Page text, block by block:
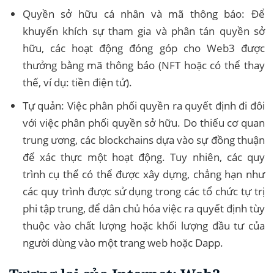
Quyền sở hữu cá nhân và mã thông báo: Để
khuyến khích sự tham gia và phân tán quyền sở
hữu, các hoạt động đóng góp cho Web3 được
thưởng bằng mã thông báo (NFT hoặc có thể thay
thế, ví dụ: tiền điện tử).
Tự quản: Việc phân phối quyền ra quyết định đi đôi
với việc phân phối quyền sở hữu. Do thiếu cơ quan
trung ương, các blockchains dựa vào sự đồng thuận
để xác thực một hoạt động. Tuy nhiên, các quy
trình cụ thể có thể được xây dựng, chẳng hạn như
các quy trình được sử dụng trong các tổ chức tự trị
phi tập trung, để dân chủ hóa việc ra quyết định tùy
thuộc vào chất lượng hoặc khối lượng đầu tư của
người dùng vào một trang web hoặc Dapp.